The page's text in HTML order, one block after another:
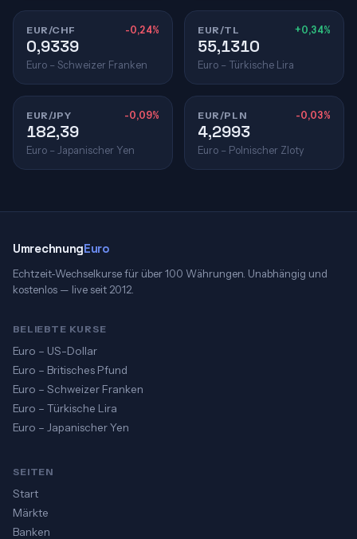
EUR/CHF -0,24%
0,9339
Euro – Schweizer Franken
EUR/TL +0,34%
55,1310
Euro – Türkische Lira
EUR/JPY -0,09%
182,39
Euro – Japanischer Yen
EUR/PLN -0,03%
4,2993
Euro – Polnischer Zloty
UmrechnungEuro
Echtzeit-Wechselkurse für über 100 Währungen. Unabhängig und
kostenlos — live seit 2012.
BELIEBTE KURSE
Euro – US-Dollar
Euro – Britisches Pfund
Euro – Schweizer Franken
Euro – Türkische Lira
Euro – Japanischer Yen
SEITEN
Start
Märkte
Banken